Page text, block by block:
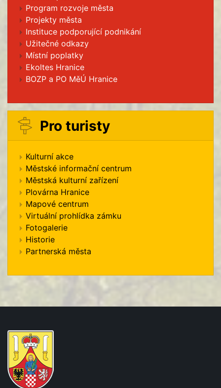
Program rozvoje města
Projekty města
Instituce podporující podnikání
Užitečné odkazy
Místní poplatky
Ekoltes Hranice
BOZP a PO MěÚ Hranice
Pro turisty
Kulturní akce
Městské informační centrum
Městská kulturní zařízení
Plovárna Hranice
Mapové centrum
Virtuální prohlídka zámku
Fotogalerie
Historie
Partnerská města